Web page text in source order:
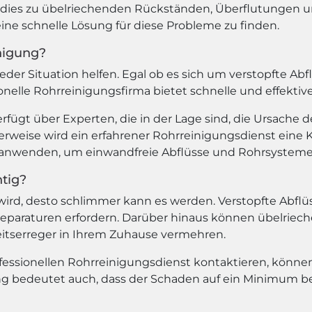
zu übelriechenden Rückständen, Überflutungen
schnelle Lösung für diese Probleme zu finden.
Situation helfen. Egal ob es sich um verstopfte
Rohrreinigungsfirma bietet schnelle und
über Experten, die in der Lage sind, die Ursache
wird ein erfahrener Rohrreinigungsdienst eine
um einwandfreie Abflüsse und
desto schlimmer kann es werden. Verstopfte
erfordern. Darüber hinaus können
in Ihrem Zuhause vermehren.
Rohrreinigungsdienst kontaktieren,
bedeutet auch, dass der Schaden auf ein Minimum